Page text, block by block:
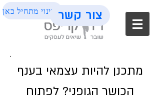
השינוי מתחיל כאןצור קשר
מתכנן להיות עצמאי בענף
הכושר הגופני? לפתוח